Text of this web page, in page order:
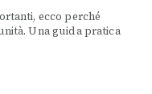
ecco perché
Una guida pratica